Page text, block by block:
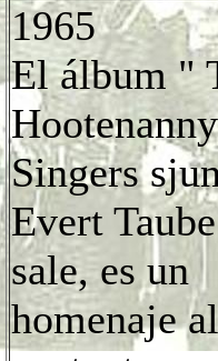
1965
El álbum "
Hootenanny
Singers
Evert
sale, es un
homenaje al